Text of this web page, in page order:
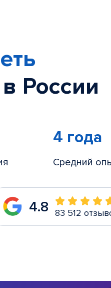
России
4 года
Средний
4.8 83 512